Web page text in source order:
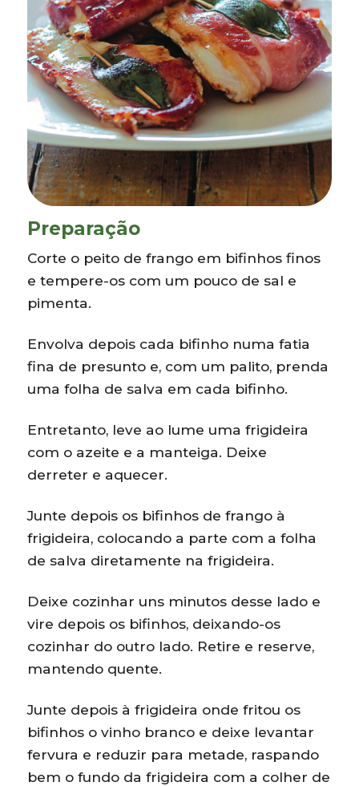
Preparação
Corte o peito de frango em bifinhos finos
e tempere-os com um pouco de sal e
pimenta.
Envolva depois cada bifinho numa fatia
fina de presunto e, com um palito, prenda
uma folha de salva em cada bifinho.
Entretanto, leve ao lume uma frigideira
com o azeite e a manteiga. Deixe
derreter e aquecer.
Junte depois os bifinhos de frango à
frigideira, colocando a parte com a folha
de salva diretamente na frigideira.
Deixe cozinhar uns minutos desse lado e
vire depois os bifinhos, deixando-os
cozinhar do outro lado. Retire e reserve,
mantendo quente.
Junte depois à frigideira onde fritou os
bifinhos o vinho branco e deixe levantar
fervura e reduzir para metade, raspando
bem o fundo da frigideira com a colher de